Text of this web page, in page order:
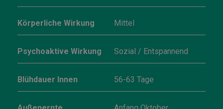
Körperliche Wirkung Mittel
Psychoaktive Wirkung Sozial / Entspannend
Blühdauer Innen 56-63 Tage